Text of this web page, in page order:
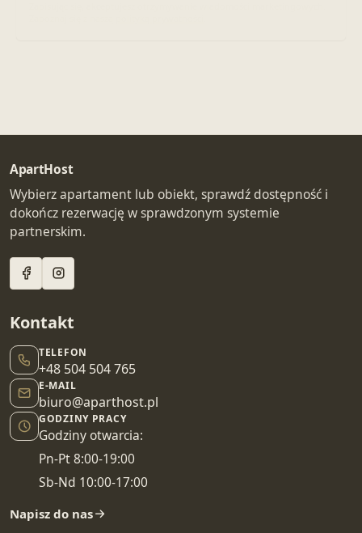
ApartHost
Wybierz apartament lub obiekt, sprawdź dostępność i
dokończ rezerwację w sprawdzonym systemie
partnerskim.
Kontakt
TELEFON
+48 504 504 765
E-MAIL
biuro@aparthost.pl
GODZINY PRACY
Godziny otwarcia:
Pn-Pt 8:00-19:00
Sb-Nd 10:00-17:00
Napisz do nas